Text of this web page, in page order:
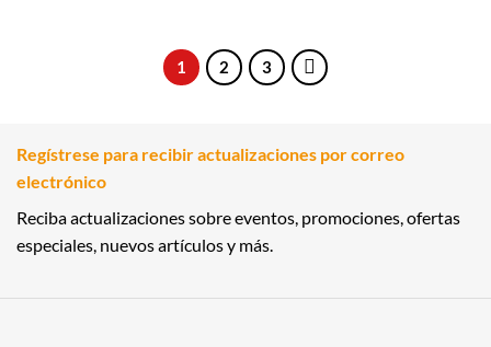
1 2 3
Regístrese para recibir actualizaciones por correo
electrónico
Reciba actualizaciones sobre eventos, promociones, ofertas
especiales, nuevos artículos y más.